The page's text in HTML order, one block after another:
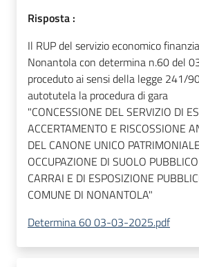
Risposta :
Il RUP del servizio economico
Nonantola con determina n.60 del
proceduto ai sensi della legge 241/
autotutela la procedura di gara
"CONCESSIONE DEL SERVIZIO DI
ACCERTAMENTO E RISCOSSIONE
DEL CANONE UNICO
OCCUPAZIONE DI SUOLO
CARRAI E DI ESPOSIZIONE
COMUNE DI NONANTOLA"
Determina 60 03-03-2025.pdf